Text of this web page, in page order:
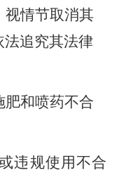
视情节取消其
法追究其法律
肥和喷药不合
违规使用不合